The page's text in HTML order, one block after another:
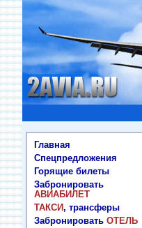
Главная
Спецпредложения
Горящие билеты
Забронировать
АВИАБИЛЕТ
ТАКСИ, трансферы
Забронировать ОТЕЛЬ